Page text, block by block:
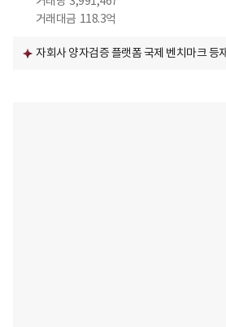
거래대금 118.3억
자회사 양자검증 플랫폼 국제 벤치마크 등